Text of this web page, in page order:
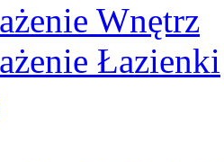
Wnętrz
Łazienki